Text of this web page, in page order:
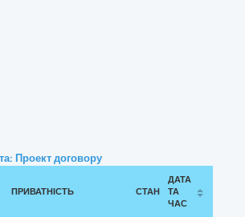
Проект договору
ПРИВАТНІСТЬ СТАН
ДАТА
ТА
ЧАС